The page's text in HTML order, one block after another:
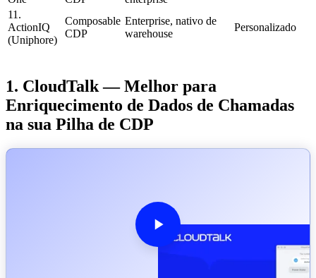
11.
ActionIQ
(Uniphore)
Composable
CDP
Enterprise, nativo de
warehouse
Personalizado
1. CloudTalk — Melhor para
Enriquecimento de Dados de Chamadas
na sua Pilha de CDP